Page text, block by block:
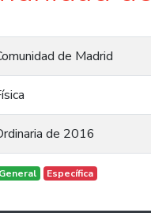
de Madrid
de 2016
General Específica